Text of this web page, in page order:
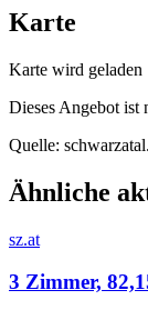
Karte
Karte wird geladen
Dieses Angebot ist
Quelle:
Ähnliche
sz.at
3 Zimmer,